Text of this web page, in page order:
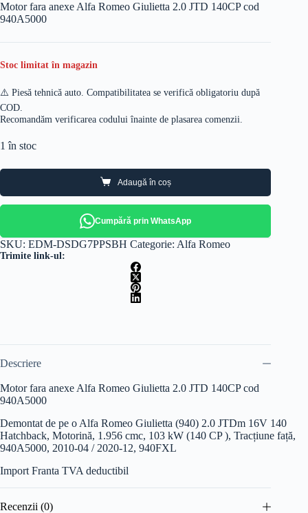
Motor fara anexe Alfa Romeo Giulietta 2.0 JTD 140CP cod
940A5000
Stoc limitat în magazin
⚠️ Piesă tehnică auto. Compatibilitatea se verifică obligatoriu după
COD.
Recomandăm verificarea codului înainte de plasarea comenzii.
1 în stoc
Adaugă în coș
Cumpără prin WhatsApp
SKU: EDM-DSDG7PPSBH Categorie: Alfa Romeo
Trimite link-ul:
Descriere
Motor fara anexe Alfa Romeo Giulietta 2.0 JTD 140CP cod
940A5000
Demontat de pe o Alfa Romeo Giulietta (940) 2.0 JTDm 16V 140
Hatchback, Motorină, 1.956 cmc, 103 kW (140 CP ), Tracțiune față,
940A5000, 2010-04 / 2020-12, 940FXL
Import Franta TVA deductibil
Recenzii (0)